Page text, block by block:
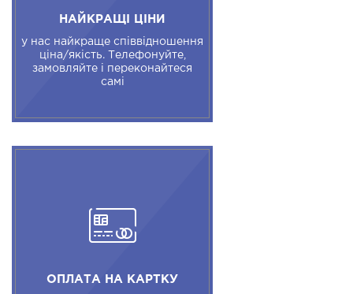
НАЙКРАЩІ ЦІНИ
у нас найкраще співвідношення
ціна/якість. Телефонуйте,
замовляйте і переконайтеся
самі
ОПЛАТА НА КАРТКУ